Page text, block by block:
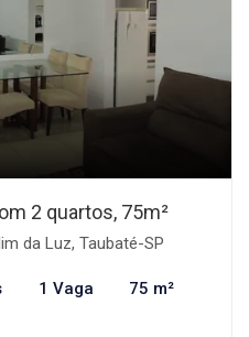
2 quartos, 75m²
da Luz, Taubaté-SP
1 Vaga 75 m²